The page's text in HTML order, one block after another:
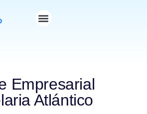
Empresarial
Atlántico